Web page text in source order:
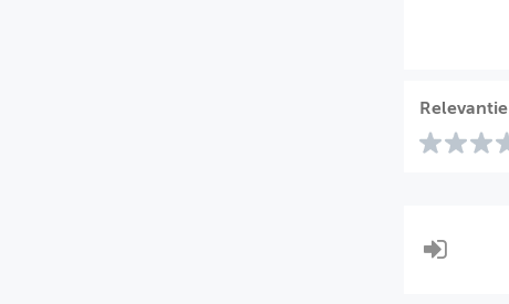
Relevantie